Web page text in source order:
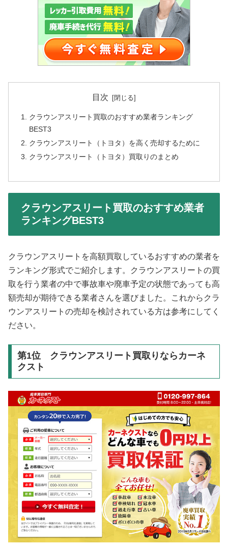
目次
クラウンアスリート買取のおすすめ業者ランキング
BEST3
クラウンアスリート（トヨタ）を高く売却するために
クラウンアスリート（トヨタ）買取りのまとめ
クラウンアスリート買取のおすすめ業者
ランキングBEST3
クラウンアスリートを高額買取しているおすすめの業者を
ランキング形式でご紹介します。クラウンアスリートの買
取を行う業者の中で事故車や廃車予定の状態であっても高
額売却が期待できる業者さんを選びました。これからクラ
ウンアスリートの売却を検討されている方は参考にしてく
ださい。
第1位 クラウンアスリート買取りならカーネ
クスト